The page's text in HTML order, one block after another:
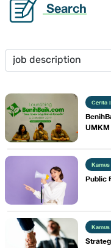
Search
Cerita
UMKM
Kamus
Public
Kamus